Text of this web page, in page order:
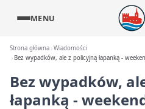
MENU
Strona główna Wiadomości
Bez wypadków, ale z policyjną łapanką -
Bez wypadków,
łapanką -